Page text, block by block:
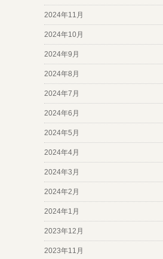
2024年11月
2024年10月
2024年9月
2024年8月
2024年7月
2024年6月
2024年5月
2024年4月
2024年3月
2024年2月
2024年1月
2023年12月
2023年11月